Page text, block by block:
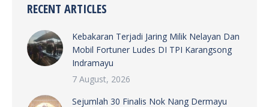
RECENT ARTICLES
Kebakaran Terjadi Jaring Milik Nelayan Dan
Mobil Fortuner Ludes DI TPI Karangsong
Indramayu
7 August, 2026
Sejumlah 30 Finalis Nok Nang Dermayu